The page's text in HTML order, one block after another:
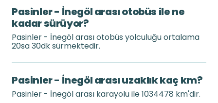
Pasinler - İnegöl arası otobüs ile ne
kadar sürüyor?
Pasinler - İnegöl arası otobüs yolculuğu ortalama
20sa 30dk sürmektedir.
Pasinler - İnegöl arası uzaklık kaç km?
Pasinler - İnegöl arası karayolu ile 1034478 km'dir.